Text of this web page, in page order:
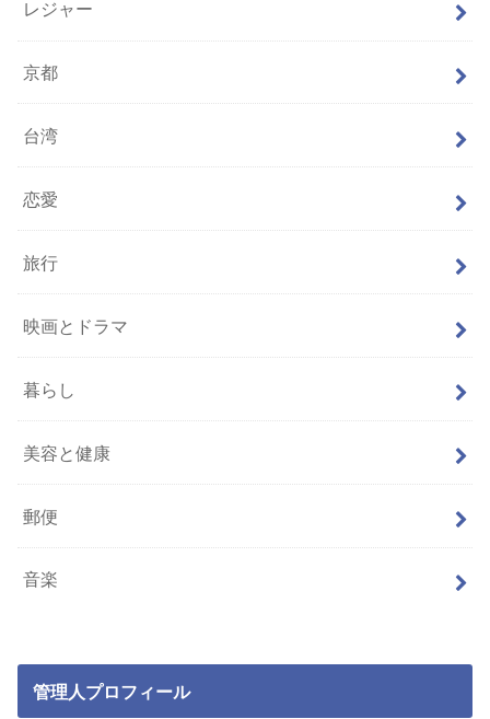
レジャー
京都
台湾
恋愛
旅行
映画とドラマ
暮らし
美容と健康
郵便
音楽
管理人プロフィール